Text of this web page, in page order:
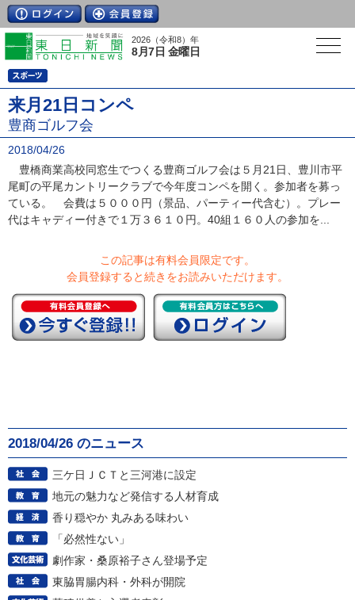
2026（令和8）年
8月7日 金曜日
来月21日コンペ
豊商ゴルフ会
2018/04/26
豊橋商業高校同窓生でつくる豊商ゴルフ会は５月21日、豊川市平
尾町の平尾カントリークラブで今年度コンペを開く。参加者を募っ
ている。 会費は５０００円（景品、パーティー代含む）。プレー
代はキャディー付きで１万３６１０円。40組１６０人の参加を...
この記事は有料会員限定です。
会員登録すると続きをお読みいただけます。
2018/04/26 のニュース
三ケ日ＪＣＴと三河港に設定
地元の魅力など発信する人材育成
香り穏やか 丸みある味わい
「必然性ない」
劇作家・桑原裕子さん登場予定
東脇胃腸内科・外科が開院